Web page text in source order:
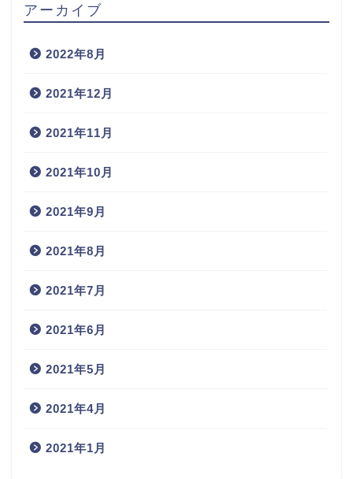
アーカイブ
2022年8月
2021年12月
2021年11月
2021年10月
2021年9月
2021年8月
2021年7月
2021年6月
2021年5月
2021年4月
2021年1月